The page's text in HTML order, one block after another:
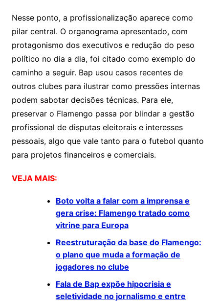
Nesse ponto, a profissionalização aparece como
pilar central. O organograma apresentado, com
protagonismo dos executivos e redução do peso
político no dia a dia, foi citado como exemplo do
caminho a seguir. Bap usou casos recentes de
outros clubes para ilustrar como pressões internas
podem sabotar decisões técnicas. Para ele,
preservar o Flamengo passa por blindar a gestão
profissional de disputas eleitorais e interesses
pessoais, algo que vale tanto para o futebol quanto
para projetos financeiros e comerciais.
VEJA MAIS:
Boto volta a falar com a imprensa e
gera crise: Flamengo tratado como
vitrine para Europa
Reestruturação da base do Flamengo:
o plano que muda a formação de
jogadores no clube
Fala de Bap expõe hipocrisia e
seletividade no jornalismo e entre